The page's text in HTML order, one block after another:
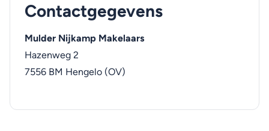
Contactgegevens
Mulder Nijkamp Makelaars
Hazenweg 2
7556 BM Hengelo (OV)